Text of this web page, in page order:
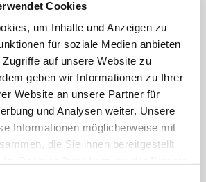
Cookies
um Inhalte und Anzeigen zu
für soziale Medien anbieten
auf unsere Website zu
geben wir Informationen zu Ihrer
Website an unsere Partner für
und Analysen weiter. Unsere
Informationen möglicherweise mit
die Sie ihnen bereitgestellt
Auf die Wunschliste